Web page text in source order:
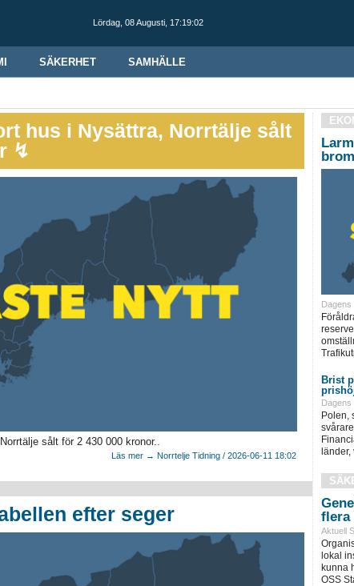
Lördag, 08 Augusti, 17:19:03
SÄKERHET SAMHÄLLE
hus i Nysättra, Norrtälje sålt
↯
sålt för 2 430 000 kronor..
Läs mer → Norrtelje Tidning / 2026-06-11 18:02
efter seger
Dagens
Brist
Dagens
Polen,
flera
Aktuell
lokal
kunna
OSS